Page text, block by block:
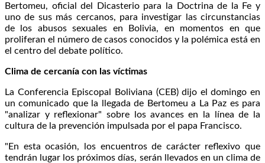
Bertomeu, oficial del Dicasterio para la Doctrina de la Fe y
uno de sus más cercanos, para investigar las circunstancias
de los abusos sexuales en Bolivia, en momentos en que
proliferan el número de casos conocidos y la polémica está en
el centro del debate político.
Clima de cercanía con las víctimas
La Conferencia Episcopal Boliviana (CEB) dijo el domingo en
un comunicado que la llegada de Bertomeu a La Paz es para
"analizar y reflexionar" sobre los avances en la línea de la
cultura de la prevención impulsada por el papa Francisco.
"En esta ocasión, los encuentros de carácter reflexivo que
tendrán lugar los próximos días, serán llevados en un clima de